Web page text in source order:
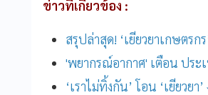
ข่าวที่เกี่ยวข้อง :
สรุปล่าสุด! ‘เยียวยาเกษตรก
'พยากรณ์อากาศ' เตือน ประ
‘เราไม่ทิ้งกัน’ โอน ‘เยียว